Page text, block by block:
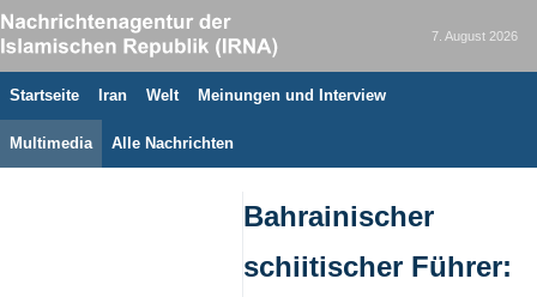
7. August 2026
Startseite Iran Welt Meinungen und Interview
Multimedia Alle Nachrichten
Bahrainischer
schiitischer Führer: